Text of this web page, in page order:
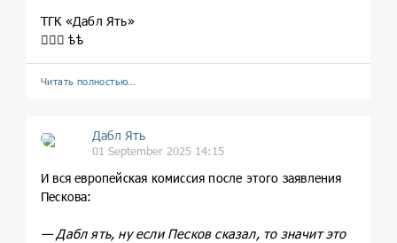
ТГК «Дабл Ять»
💁🏼‍♀️ ѣѣ
Читать полностью…
Дабл Ять
01 September 2025 14:15
И вся европейская комиссия после этого заявления
Пескова:
— Дабл ять, ну если Песков сказал, то значит это